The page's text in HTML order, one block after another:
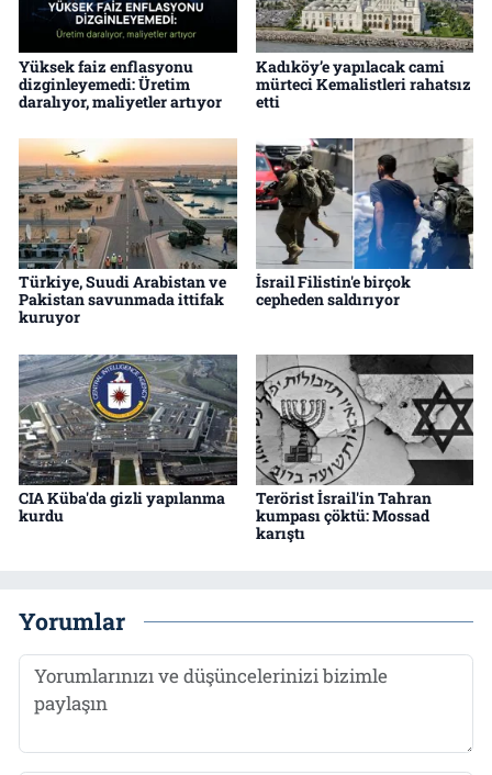
Yüksek faiz enflasyonu
dizginleyemedi: Üretim
daralıyor, maliyetler artıyor
Kadıköy’e yapılacak cami
mürteci Kemalistleri rahatsız
etti
Türkiye, Suudi Arabistan ve
Pakistan savunmada ittifak
kuruyor
İsrail Filistin'e birçok
cepheden saldırıyor
CIA Küba'da gizli yapılanma
kurdu
Terörist İsrail'in Tahran
kumpası çöktü: Mossad
karıştı
Yorumlar